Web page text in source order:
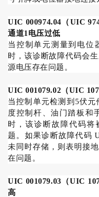
UIC 000974.04 （UIC
通道1 电压过低
当控制单元测量到电位
时，该诊断故障代码会
源电压存在问题。
UIC 001079.02 （UIC
当控制单元检测到 5伏元
度控制杆、油门踏板和
时，该诊断故障代码将
题。如果诊断故障代码
未同时存储，则表明接
在问题。
UIC 001079.03 （UIC
高